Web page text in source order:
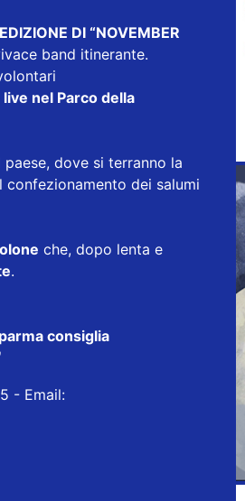
DI “NOVEMBER
band itinerante.
nel Parco della
dove si terranno la
dei salumi
che, dopo lenta e
.
consiglia
- Email: